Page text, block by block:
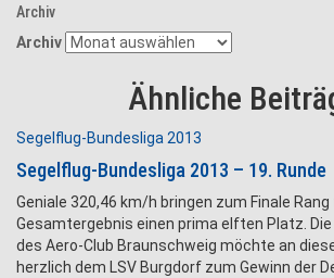
Archiv
Archiv
Ähnliche
Segelflug-Bundesliga 2013
Segelflug-Bundesliga 2013 – 19. Runde
Geniale 320,46 km/h bringen zum Finale
Gesamtergebnis einen prima elften Platz.
des Aero-Club Braunschweig möchte an
herzlich dem LSV Burgdorf zum Gewinn der